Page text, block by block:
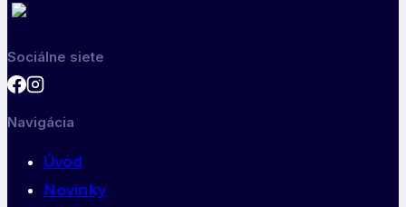
Sociálne siete
Navigácia
Úvod
Novinky